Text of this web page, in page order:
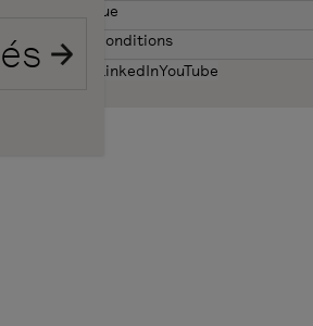
Code éthique
Termes et conditions
Instagram
LinkedInYouTube